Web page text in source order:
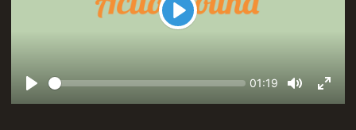
Play
Seek
Current
01:19
Mute